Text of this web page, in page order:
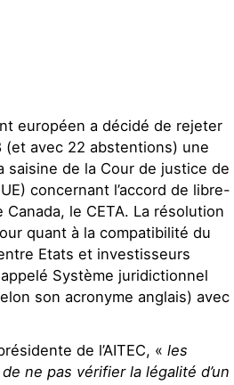
européen a décidé de rejeter
(et avec 22 abstentions) une
saisine de la Cour de justice de
concernant l’accord de libre-
Canada, le CETA. La résolution
quant à la compatibilité du
Etats et investisseurs
Système juridictionnel
son acronyme anglais) avec
de l’AITEC, « les
ne pas vérifier la légalité d’un